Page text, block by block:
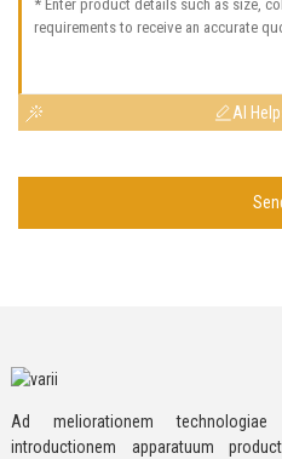
AI
Ad meliorationem
introductionem apparatuum